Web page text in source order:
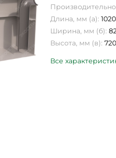
Длина, мм (а): 1020
Ширина, мм (б):
Высота, мм (в): 720
Все